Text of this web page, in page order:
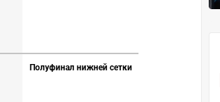
Полуфинал нижней сетки